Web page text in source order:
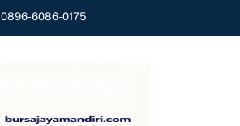
0896-6086-0175